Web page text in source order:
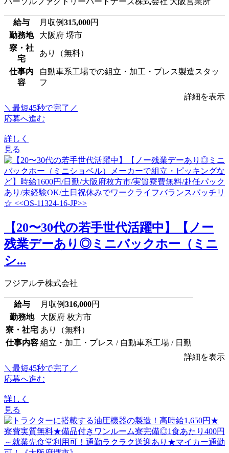
給与 月収例315,000円
勤務地
大阪府 堺市
寮・社
宅
あり（無料）
仕事内
容
自動車系工場での組立・加工・プレス製造スタッ
フ
詳細を表示
＼最短45秒で完了／
応募へ進む
詳しく
見る
【20〜30代の若手世代活躍中】【ノー
残業デーあり◎ミニバックホー（ミニ
シ...
フジアルテ株式会社
給与 月収例316,000円
勤務地
大阪府 枚方市
寮・社宅 あり（無料）
仕事内容 組立・加工・プレス / 自動車系工場 / 日勤
詳細を表示
＼最短45秒で完了／
応募へ進む
詳しく
見る